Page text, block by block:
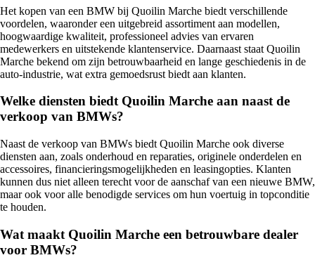
Het kopen van een BMW bij Quoilin Marche biedt verschillende
voordelen, waaronder een uitgebreid assortiment aan modellen,
hoogwaardige kwaliteit, professioneel advies van ervaren
medewerkers en uitstekende klantenservice. Daarnaast staat Quoilin
Marche bekend om zijn betrouwbaarheid en lange geschiedenis in de
auto-industrie, wat extra gemoedsrust biedt aan klanten.
Welke diensten biedt Quoilin Marche aan naast de
verkoop van BMWs?
Naast de verkoop van BMWs biedt Quoilin Marche ook diverse
diensten aan, zoals onderhoud en reparaties, originele onderdelen en
accessoires, financieringsmogelijkheden en leasingopties. Klanten
kunnen dus niet alleen terecht voor de aanschaf van een nieuwe BMW,
maar ook voor alle benodigde services om hun voertuig in topconditie
te houden.
Wat maakt Quoilin Marche een betrouwbare dealer
voor BMWs?